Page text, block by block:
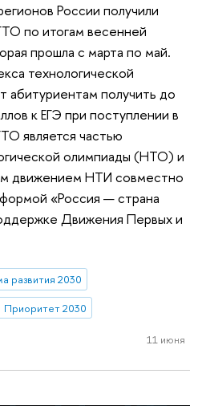
России получили
по итогам весенней
прошла с марта по май.
технологической
абитуриентам получить до
к ЕГЭ при поступлении в
является частью
олимпиады (НТО) и
движением НТИ совместно
«Россия — страна
Движения Первых и
развития 2030
Приоритет 2030
11 июня